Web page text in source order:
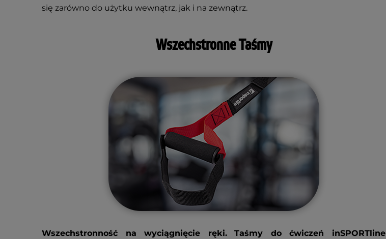
się zarówno do użytku wewnątrz, jak i na zewnątrz.
Wszechstronne Taśmy
Wszechstronność na wyciągnięcie ręki.
Taśmy do ćwiczeń inSPORTline